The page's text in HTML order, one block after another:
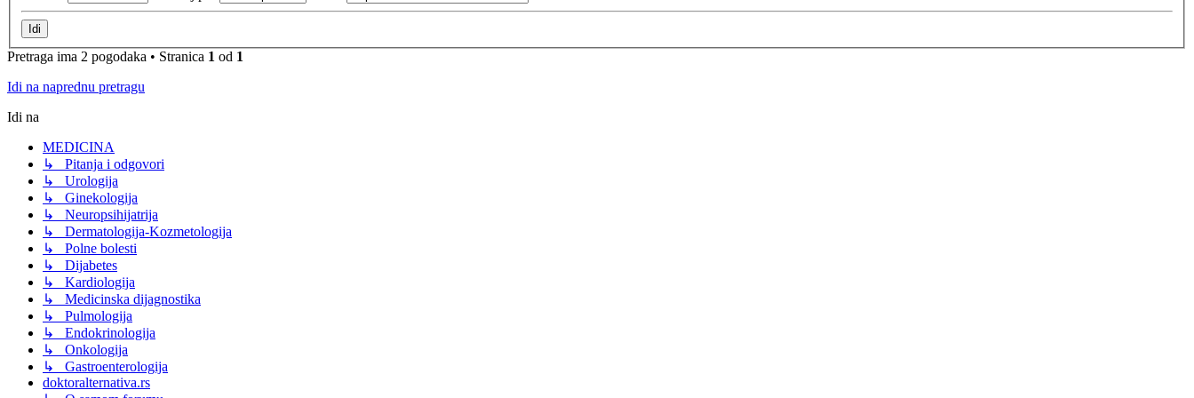
Pretraga ima 2 pogodaka • Stranica 1 od 1
Idi na naprednu pretragu
Idi na
MEDICINA
↳ Pitanja i odgovori
↳ Urologija
↳ Ginekologija
↳ Neuropsihijatrija
↳ Dermatologija-Kozmetologija
↳ Polne bolesti
↳ Dijabetes
↳ Kardiologija
↳ Medicinska dijagnostika
↳ Pulmologija
↳ Endokrinologija
↳ Onkologija
↳ Gastroenterologija
doktoralternativa.rs